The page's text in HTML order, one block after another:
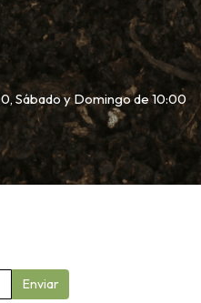
Sábado y Domingo de 10:00
Enviar